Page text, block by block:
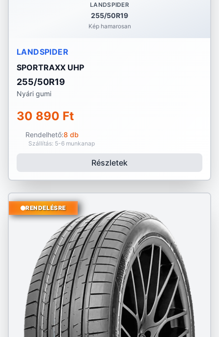
LANDSPIDER
255/50R19
Kép hamarosan
LANDSPIDER
SPORTRAXX UHP
255/50R19
Nyári gumi
30 890 Ft
Rendelhető:8 db
Szállítás: 5-6 munkanap
Részletek
RENDELÉSRE